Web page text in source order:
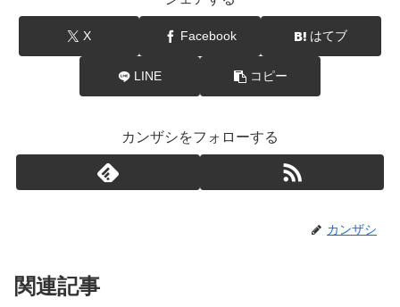
X Facebook はてブ
LINE コピー
カンザシをフォローする
カンザシ
関連記事